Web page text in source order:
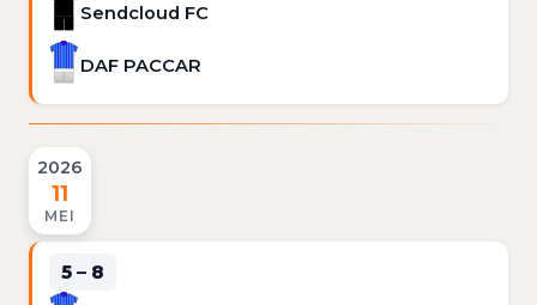
Sendcloud FC
DAF PACCAR
2026
11
MEI
5 – 8